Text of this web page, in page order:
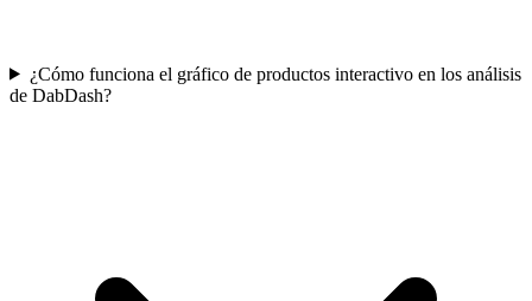
¿Cómo funciona el gráfico de productos interactivo en los análisis
de DabDash?